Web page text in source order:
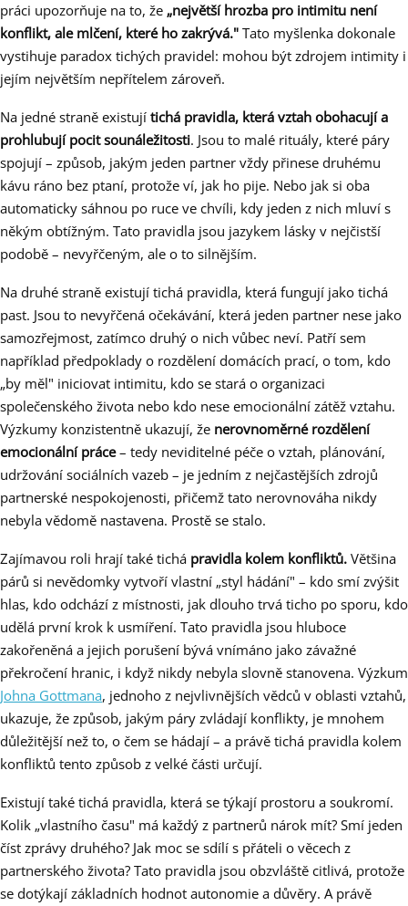
práci upozorňuje na to, že „největší hrozba pro intimitu není
konflikt, ale mlčení, které ho zakrývá." Tato myšlenka dokonale
vystihuje paradox tichých pravidel: mohou být zdrojem intimity i
jejím největším nepřítelem zároveň.
Na jedné straně existují tichá pravidla, která vztah obohacují a
prohlubují pocit sounáležitosti. Jsou to malé rituály, které páry
spojují – způsob, jakým jeden partner vždy přinese druhému
kávu ráno bez ptaní, protože ví, jak ho pije. Nebo jak si oba
automaticky sáhnou po ruce ve chvíli, kdy jeden z nich mluví s
někým obtížným. Tato pravidla jsou jazykem lásky v nejčistší
podobě – nevyřčeným, ale o to silnějším.
Na druhé straně existují tichá pravidla, která fungují jako tichá
past. Jsou to nevyřčená očekávání, která jeden partner nese jako
samozřejmost, zatímco druhý o nich vůbec neví. Patří sem
například předpoklady o rozdělení domácích prací, o tom, kdo
„by měl" iniciovat intimitu, kdo se stará o organizaci
společenského života nebo kdo nese emocionální zátěž vztahu.
Výzkumy konzistentně ukazují, že nerovnoměrné rozdělení
emocionální práce– tedy neviditelné péče o vztah, plánování,
udržování sociálních vazeb – je jedním z nejčastějších zdrojů
partnerské nespokojenosti, přičemž tato nerovnováha nikdy
nebyla vědomě nastavena. Prostě se stalo.
Zajímavou roli hrají také tichá pravidla kolem konfliktů. Většina
párů si nevědomky vytvoří vlastní „styl hádání" – kdo smí zvýšit
hlas, kdo odchází z místnosti, jak dlouho trvá ticho po sporu, kdo
udělá první krok k usmíření. Tato pravidla jsou hluboce
zakořeněná a jejich porušení bývá vnímáno jako závažné
překročení hranic, i když nikdy nebyla slovně stanovena. Výzkum
Johna Gottmana, jednoho z nejvlivnějších vědců v oblasti vztahů,
ukazuje, že způsob, jakým páry zvládají konflikty, je mnohem
důležitější než to, o čem se hádají – a právě tichá pravidla kolem
konfliktů tento způsob z velké části určují.
Existují také tichá pravidla, která se týkají prostoru a soukromí.
Kolik „vlastního času" má každý z partnerů nárok mít? Smí jeden
číst zprávy druhého? Jak moc se sdílí s přáteli o věcech z
partnerského života? Tato pravidla jsou obzvláště citlivá, protože
se dotýkají základních hodnot autonomie a důvěry. A právě